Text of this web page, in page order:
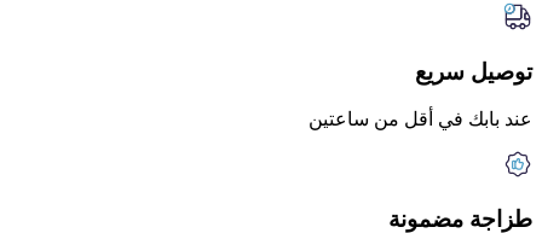
توصيل سريع
عند بابك في أقل من ساعتين
طزاجة مضمونة